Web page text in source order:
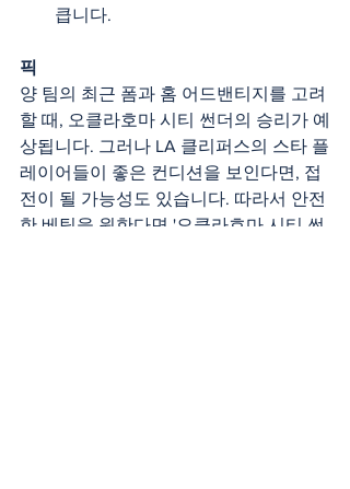
큽니다.
픽
양 팀의 최근 폼과 홈 어드밴티지를 고려
할 때, 오클라호마 시티 썬더의 승리가 예
상됩니다. 그러나 LA 클리퍼스의 스타 플
레이어들이 좋은 컨디션을 보인다면, 접
전이 될 가능성도 있습니다. 따라서 안전
한 베팅을 원한다면 '오클라호마 시티 썬